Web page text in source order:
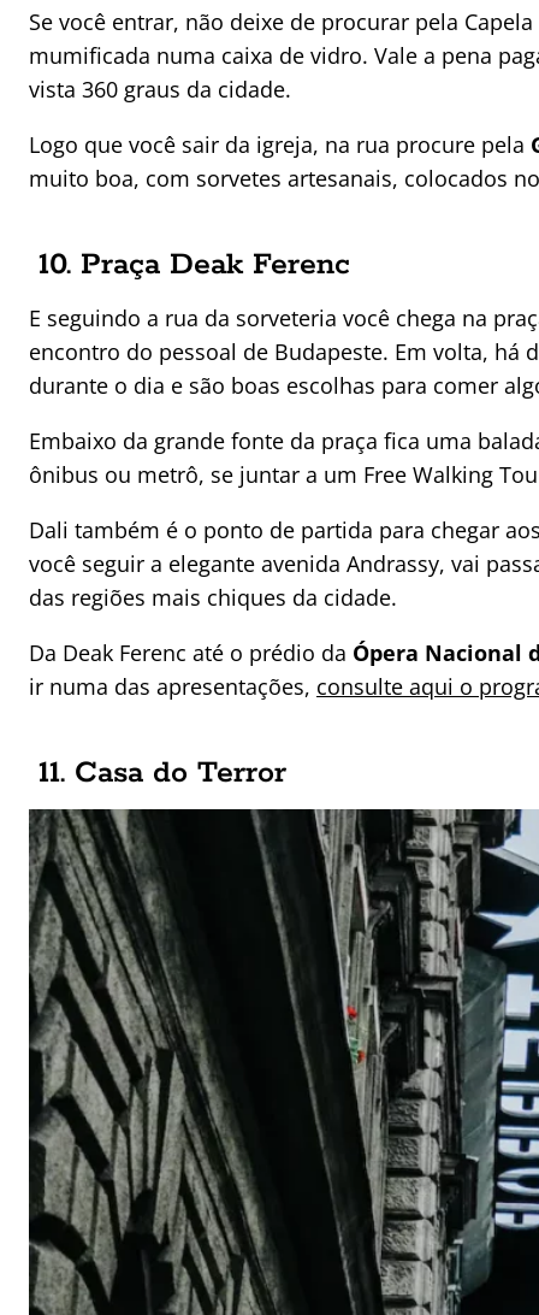
Se você entrar, não deixe de procurar pela
mumificada numa caixa de vidro. Vale a pena
vista 360 graus da cidade.
Logo que você sair da igreja, na rua procure pela
muito boa, com sorvetes artesanais, colocados
10. Praça Deak Ferenc
E seguindo a rua da sorveteria você chega na
encontro do pessoal de Budapeste. Em volta,
durante o dia e são boas escolhas para comer
Embaixo da grande fonte da praça fica uma
ônibus ou metrô, se juntar a um Free Walking
Dali também é o ponto de partida para chegar
você seguir a elegante avenida Andrassy, vai
das regiões mais chiques da cidade.
Da Deak Ferenc até o prédio da Ópera Nacional
ir numa das apresentações, consulte aqui o
11. Casa do Terror